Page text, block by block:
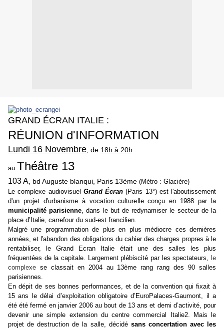
GRAND ÉCRAN ITALIE :
RÉUNION d'INFORMATION
Lundi 16 Novembre, de 18h à 20h
au Théâtre 13
103 A , bd Auguste blanqui, Paris 13ème (Métro : Glacière)
Le complexe audiovisuel Grand Écran (Paris 13°) est l'aboutissement
d'un projet d'urbanisme à vocation culturelle conçu en 1988 par la
municipalité parisienne , dans le but de redynamiser le secteur de la
place d’Italie, carrefour du sud-est francilien.
Malgré une programmation de plus en plus médiocre ces dernières
années, et l'abandon des obligations du cahier des charges propres à le
rentabiliser, le Grand Ecran Italie était une des salles les plus
fréquentées de la capitale. Largementplébiscité par les spectateurs,
le
complexe se classait en 2004 au 13ème rang rang des 90 salles
parisiennes.
En dépit de ses bonnes performances, et de la conventionqui fixait à
15 ans le délai d’exploitation obligatoire d’ EuroPalaces-Gaumont, il a
été été fermé en janvier 2006 au bout de 13 ans et demi d’activité, pour
devenir une simple extension du centre commercial
Italie2. Mais le
projet de destruction de la salle, décidé sans concertation avec les